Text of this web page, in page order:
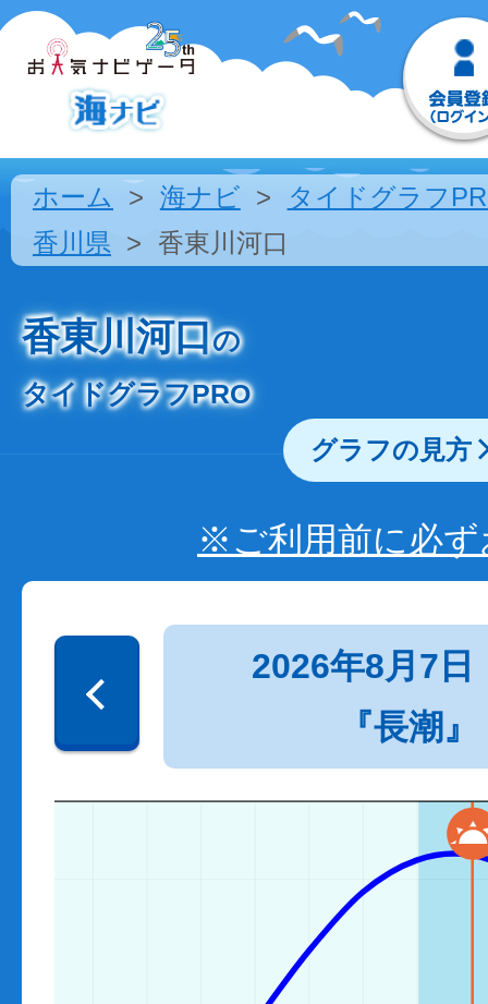
ホーム 海ナビ
タイドグラフ
香川県
香東川河口
香東川河口の
タイドグラフPRO
グラフの見方
※ご利用前に必
2026年8月7日
『長潮』